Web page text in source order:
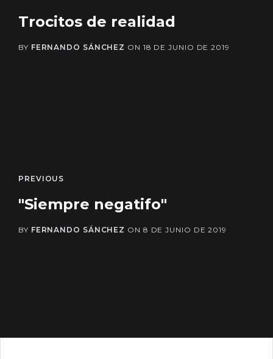
Trocitos de realidad
BY FERNANDO SÁNCHEZ ON 18 DE JUNIO DE 2019
PREVIOUS
"Siempre negatifo"
BY FERNANDO SÁNCHEZ ON 8 DE JUNIO DE 2019